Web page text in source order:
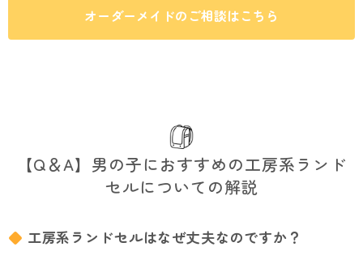
オーダーメイドのご相談はこちら
【Q＆A】男の子におすすめの工房系ランド
セルについての解説
工房系ランドセルはなぜ丈夫なのですか？